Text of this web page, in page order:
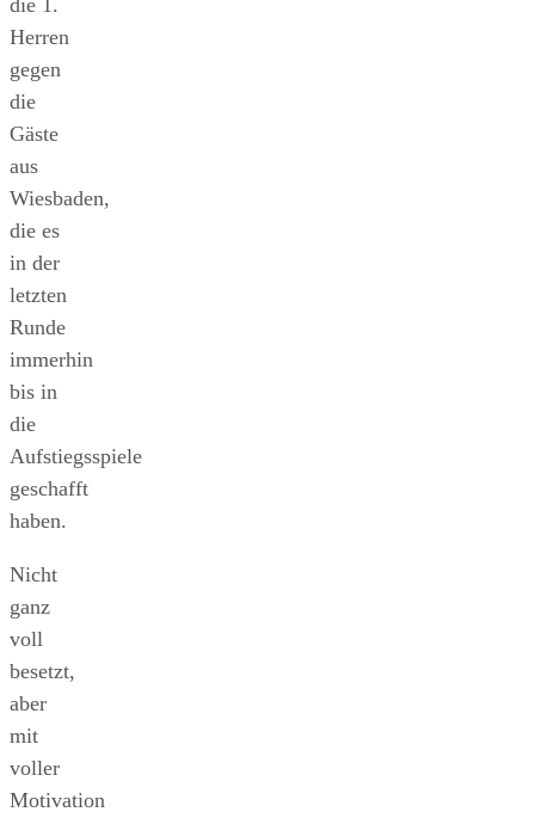
Herren
gegen
die
Gäste
aus
Wiesbaden,
die es
in der
letzten
Runde
immerhin
bis in
die
Aufstiegsspiele
geschafft
haben.
Nicht
ganz
voll
besetzt,
aber
mit
voller
Motivation